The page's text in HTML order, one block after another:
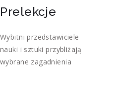
Prelekcje
Wybitni przedstawiciele
nauki i sztuki przybliżają
wybrane zagadnienia